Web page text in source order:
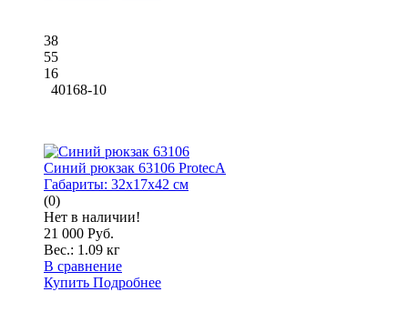
38
55
16
40168-10
Синий рюкзак 63106 ProtecA
Габариты: 32x17x42 см
(0)
Нет в наличии!
21 000 Руб.
Вес.: 1.09 кг
В сравнение
Купить Подробнее